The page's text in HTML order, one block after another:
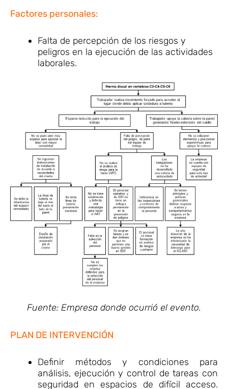
Factores personales:
Falta de percepción de los riesgos y
peligros en la ejecución de las actividades
laborales.
Fuente: Empresa donde ocurrió el evento.
PLAN DE INTERVENCIÓN
Definir métodos y condiciones para
análisis, ejecución y control de tareas con
seguridad en espacios de difícil acceso.